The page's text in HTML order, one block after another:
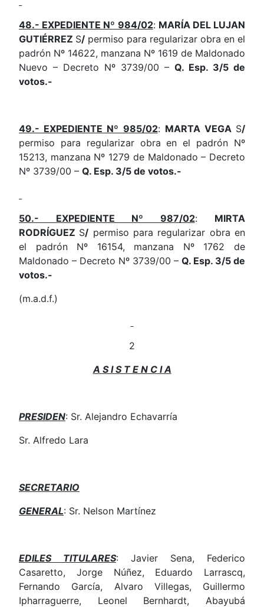
48.- EXPEDIENTE Nº 984/02: MARÍA DEL LUJAN
GUTIÉRREZ S/ permiso para regularizar obra en el
padrón Nº 14622, manzana Nº 1619 de Maldonado
Nuevo – Decreto Nº 3739/00 – Q. Esp. 3/5 de
votos.-
49.- EXPEDIENTE Nº 985/02: MARTA VEGA S/
permiso para regularizar obra en el padrón Nº
15213, manzana Nº 1279 de Maldonado – Decreto
Nº 3739/00 – Q. Esp. 3/5 de votos.-
50.- EXPEDIENTE Nº 987/02: MIRTA
RODRÍGUEZ S/ permiso para regularizar obra en
el padrón Nº 16154, manzana Nº 1762 de
Maldonado – Decreto Nº 3739/00 – Q. Esp. 3/5 de
votos.-
(m.a.d.f.)
2
A S I S T E N C I A
PRESIDEN: Sr. Alejandro Echavarría
Sr. Alfredo Lara
SECRETARIO
GENERAL: Sr. Nelson Martínez
EDILES TITULARES: Javier Sena, Federico
Casaretto, Jorge Núñez, Eduardo Larrascq,
Fernando García, Alvaro Villegas, Guillermo
Ipharraguerre, Leonel Bernhardt, Abayubá